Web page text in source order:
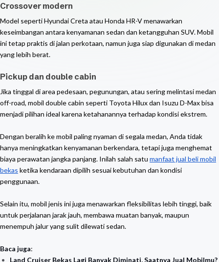
Crossover modern
Model seperti Hyundai Creta atau Honda HR-V menawarkan
keseimbangan antara kenyamanan sedan dan ketangguhan SUV. Mobil
ini tetap praktis di jalan perkotaan, namun juga siap digunakan di medan
yang lebih berat.
Pickup dan double cabin
Jika tinggal di area pedesaan, pegunungan, atau sering melintasi medan
off-road, mobil double cabin seperti Toyota Hilux dan Isuzu D-Max bisa
menjadi pilihan ideal karena ketahanannya terhadap kondisi ekstrem.
Dengan beralih ke mobil paling nyaman di segala medan, Anda tidak
hanya meningkatkan kenyamanan berkendara, tetapi juga menghemat
biaya perawatan jangka panjang. Inilah salah satu manfaat jual beli mobil
bekas ketika kendaraan dipilih sesuai kebutuhan dan kondisi
penggunaan.
Selain itu, mobil jenis ini juga menawarkan fleksibilitas lebih tinggi, baik
untuk perjalanan jarak jauh, membawa muatan banyak, maupun
menempuh jalur yang sulit dilewati sedan.
Baca juga:
Land Cruiser Bekas Lagi Banyak Diminati, Saatnya Jual Mobilmu?